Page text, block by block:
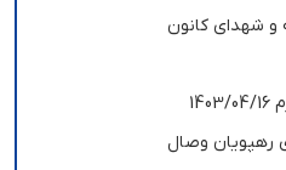
و شهدای کانون
رهپویان وصال